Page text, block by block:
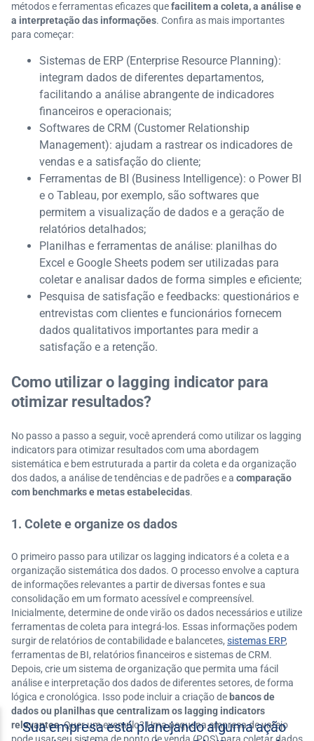
métodos e ferramentas eficazes quefacilitem a coleta, a análise e
a interpretação das informações. Confira as mais importantes
para começar:
Sistemas de ERP (Enterprise Resource Planning):
integram dados de diferentes departamentos,
facilitando a análise abrangente de indicadores
financeiros e operacionais;
Softwares de CRM (Customer Relationship
Management): ajudam a rastrear os indicadores de
vendas e a satisfação do cliente;
Ferramentas de BI (Business Intelligence): o Power BI
e o Tableau, por exemplo, são softwares que
permitem a visualização de dados e a geração de
relatórios detalhados;
Planilhas e ferramentas de análise: planilhas do
Excel e Google Sheets podem ser utilizadas para
coletar e analisar dados de forma simples e eficiente;
Pesquisa de satisfação e feedbacks: questionários e
entrevistas com clientes e funcionários fornecem
dados qualitativos importantes para medir a
satisfação e a retenção.
Como utilizar o lagging indicator para
otimizar resultados?
No passo a passo a seguir, você aprenderá como utilizar os lagging
indicators para otimizar resultados com uma abordagem
sistemática e bem estruturada a partir da coleta e da organização
dos dados, a análise de tendências e de padrões e a comparação
com benchmarks e metas estabelecidas.
1. Colete e organize os dados
O primeiro passo para utilizar os lagging indicators é a coleta e a
organização sistemática dos dados. O processo envolve a captura
de informações relevantes a partir de diversas fontes e sua
consolidação em um formato acessível e compreensível.
Inicialmente, determine de onde virão os dados necessários e utilize
ferramentas de coleta para integrá-los. Essas informações podem
surgir de relatórios de contabilidade e balancetes, sistemas ERP,
ferramentas de BI, relatórios financeiros e sistemas de CRM.
Depois, crie um sistema de organização que permita uma fácil
análise e interpretação dos dados de diferentes setores, de forma
lógica e cronológica. Isso pode incluir a criação de bancos de
dados ou planilhas que centralizam os lagging indicators
relevantes. Quer um exemplo? Uma pequena empresa de varejo